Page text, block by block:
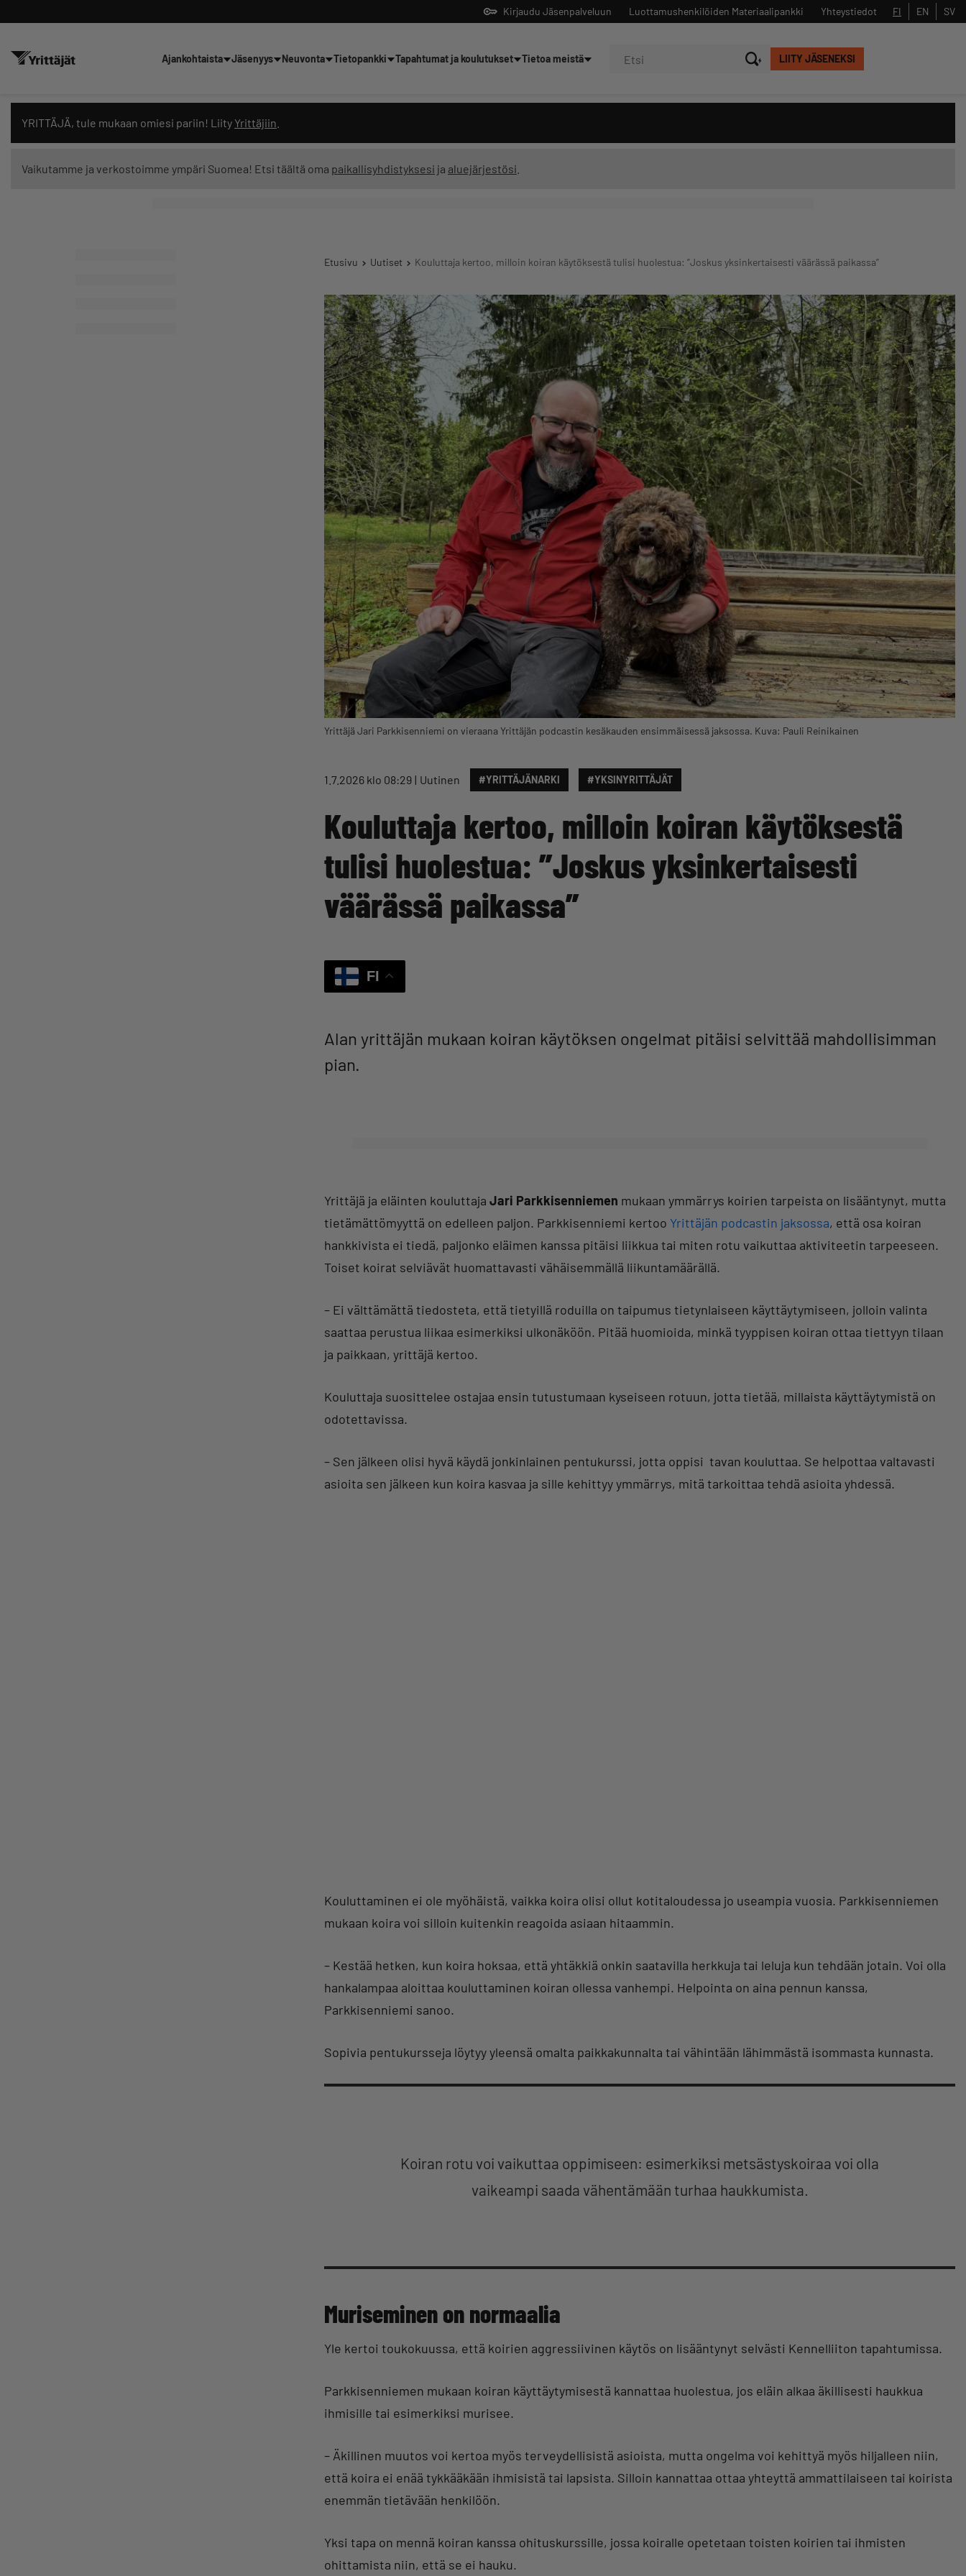
Kirjaudu Jäsenpalveluun Yhteystiedot
Luottamushenkilöiden Materiaalipankki FI EN SV
LIITY JÄSENEKSI
Ajankohtaista Jäsenyys Neuvonta Tietopankki Tapahtumat ja koulutukset Tietoa meistä
YRITTÄJÄ, tule mukaan omiesi pariin! Liity Yrittäjiin
Vaikutamme ja verkostoimme ympäri Suomea! Etsi täältä oma paikallisyhdistyksesi ja aluejärjestösi
Etusivu Uutiset Kouluttaja kertoo, milloin koiran käytöksestä tulisi huolestua: ”Joskus yksinkertaisesti väärässä paikassa”
Yrittäjä Jari Parkkisenniemi on vieraana Yrittäjän podcastin kesäkauden ensimmäisessä jaksossa. Kuva: Pauli Reinikainen
1.7.2026 klo 08:29 Uutinen #YRITTÄJÄNARKI #YKSINYRITTÄJÄT
Kouluttaja kertoo, milloin koiran käytöksestä
tulisi huolestua: ”Joskus yksinkertaisesti
väärässä paikassa”
FI
Alan yrittäjän mukaan koiran käytöksen ongelmat pitäisi selvittää mahdollisimman
pian.
Yrittäjä ja eläinten kouluttaja Jari Parkkisenniemen mukaan ymmärrys koirien tarpeista on lisääntynyt, mutta
tietämättömyyttä on edelleen paljon. Parkkisenniemi kertoo Yrittäjän podcastin jaksossa, että osa koiran
hankkivista ei tiedä, paljonko eläimen kanssa pitäisi liikkua tai miten rotu vaikuttaa aktiviteetin tarpeeseen.
Toiset koirat selviävät huomattavasti vähäisemmällä liikuntamäärällä.
– Ei välttämättä tiedosteta, että tietyillä roduilla on taipumus tietynlaiseen käyttäytymiseen, jolloin valinta
saattaa perustua liikaa esimerkiksi ulkonäköön. Pitää huomioida, minkä tyyppisen koiran ottaa tiettyyn tilaan
ja paikkaan, yrittäjä kertoo.
Kouluttaja suosittelee ostajaa ensin tutustumaan kyseiseen rotuun, jotta tietää, millaista käyttäytymistä on
odotettavissa.
– Sen jälkeen olisi hyvä käydä jonkinlainen pentukurssi, jotta oppisi tavan kouluttaa. Se helpottaa valtavasti
asioita sen jälkeen kun koira kasvaa ja sille kehittyy ymmärrys, mitä tarkoittaa tehdä asioita yhdessä.
Kouluttaminen ei ole myöhäistä, vaikka koira olisi ollut kotitaloudessa jo useampia vuosia. Parkkisenniemen
mukaan koira voi silloin kuitenkin reagoida asiaan hitaammin.
– Kestää hetken, kun koira hoksaa, että yhtäkkiä onkin saatavilla herkkuja tai leluja kun tehdään jotain. Voi olla
hankalampaa aloittaa kouluttaminen koiran ollessa vanhempi. Helpointa on aina pennun kanssa,
Parkkisenniemi sanoo.
Sopivia pentukursseja löytyy yleensä omalta paikkakunnalta tai vähintään lähimmästä isommasta kunnasta.
Koiran rotu voi vaikuttaa oppimiseen: esimerkiksi metsästyskoiraa voi olla
vaikeampi saada vähentämään turhaa haukkumista.
Muriseminen on normaalia
Yle kertoi toukokuussa, että koirien aggressiivinen käytös on lisääntynyt selvästi Kennelliiton tapahtumissa.
Parkkisenniemen mukaan koiran käyttäytymisestä kannattaa huolestua, jos eläin alkaa äkillisesti haukkua
ihmisille tai esimerkiksi murisee.
– Äkillinen muutos voi kertoa myös terveydellisistä asioista, mutta ongelma voi kehittyä myös hiljalleen niin,
että koira ei enää tykkääkään ihmisistä tai lapsista. Silloin kannattaa ottaa yhteyttä ammattilaiseen tai koirista
enemmän tietävään henkilöön.
Yksi tapa on mennä koiran kanssa ohituskurssille, jossa koiralle opetetaan toisten koirien tai ihmisten
ohittamista niin, että se ei hauku.
Sulje
Hae sivustolta tai kysy suoraan Yrittäjien tekoälyltä